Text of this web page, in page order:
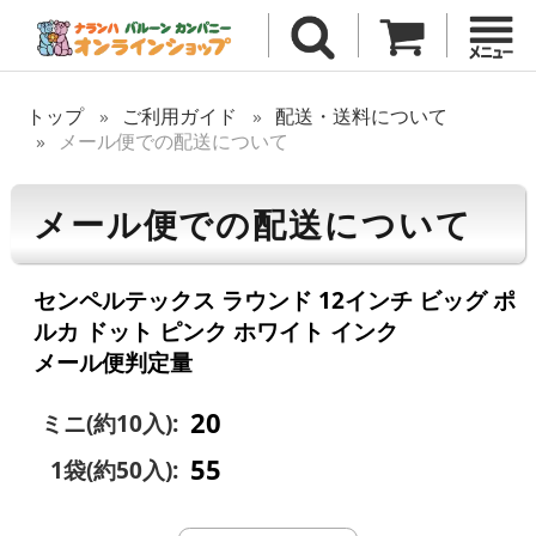
トップ ご利用ガイド
配送・送料について
メール便での配送について
メール便での配送について
センペルテックス ラウンド 12インチ ビッグ ポ
ルカ ドット ピンク ホワイト インク
メール便判定量
ミニ(約10入): 20
1袋(約50入): 55